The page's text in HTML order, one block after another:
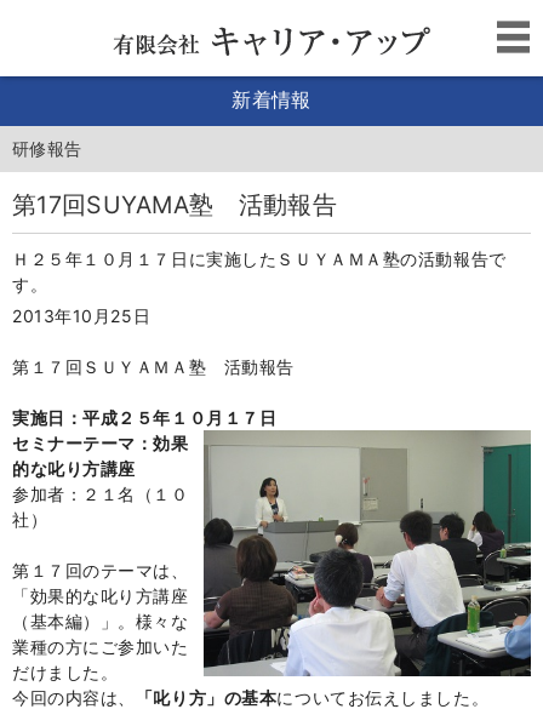
新着情報
研修報告
第17回SUYAMA塾 活動報告
Ｈ２５年１０月１７日に実施したＳＵＹＡＭＡ塾の活動報告で
す。
2013年10月25日
第１７ 回ＳＵＹＡＭＡ塾 活動報告
実施日：平成２５年１０月１７日
セミナーテーマ：効果
的な叱り方講座
参加者：２１名（１０
社）
第１７回のテーマは、
「効果的な叱り方講座
（基本編）」。様々な
業種の方にご参加いた
だけました。
今回の内容は、
「叱り方」の基本についてお伝えしました。